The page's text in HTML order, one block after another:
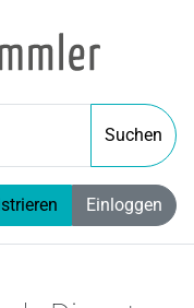
Suchen
Einloggen